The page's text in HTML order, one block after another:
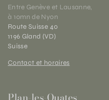
Entre Genève et Lausanne,
à 10mn de Nyon
Route Suisse 40
1196 Gland (VD)
Suisse
Contact et horaires